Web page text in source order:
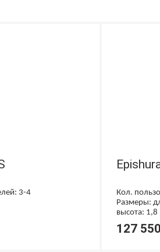
3-4
Кол.
Размеры:
высота: 1,8
127 550